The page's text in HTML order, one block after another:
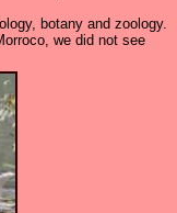
botany and zoology.
we did not see